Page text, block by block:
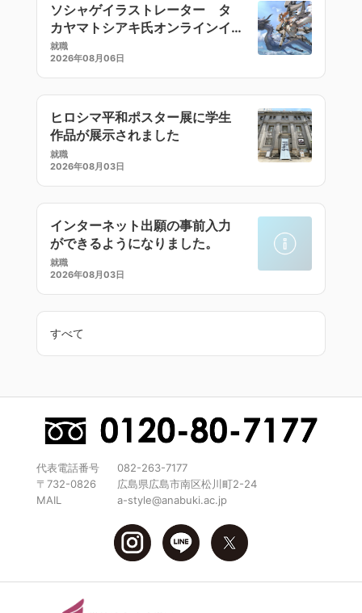
ソシャゲイラストレーター タ
カヤマトシアキ氏オンラインイ
ラストセミナー
就職
2026年08月06日
ヒロシマ平和ポスター展に学生
作品が展示されました
就職
2026年08月03日
インターネット出願の事前入力
ができるようになりました。
就職
2026年08月03日
すべて
代表電話番号
082-263-7177
〒732-0826
広島県広島市南区松川町2-24
MAIL
a-style@anabuki.ac.jp